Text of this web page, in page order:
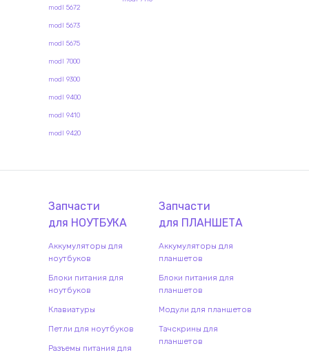
modl 5672
modl 5673
modl 5675
modl 7000
modl 9300
modl 9400
modl 9410
modl 9420
Запчасти
для НОУТБУКА
Аккумуляторы для
ноутбуков
Блоки питания для
ноутбуков
Клавиатуры
Петли для ноутбуков
Разъемы питания для
Запчасти
для ПЛАНШЕТА
Аккумуляторы для
планшетов
Блоки питания для
планшетов
Модули для планшетов
Тачскрины для
планшетов